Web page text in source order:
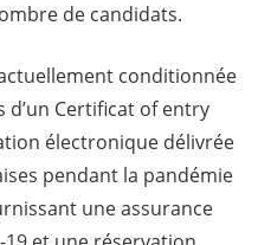
de candidats.
conditionnée
d’un Certificat of entry
électronique délivrée
pendant la pandémie
une assurance